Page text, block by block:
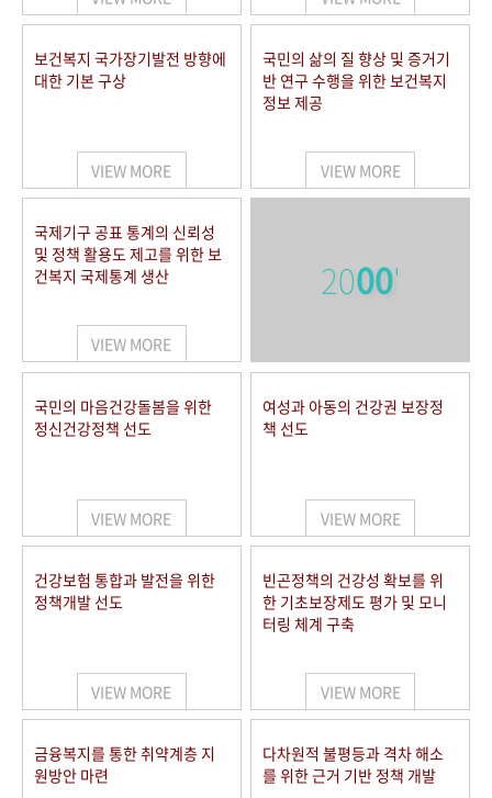
보건복지 국가장기발전 방향에
대한 기본 구상
VIEW MORE
국민의 삶의 질 향상 및 증거기
반 연구 수행을 위한 보건복지
정보 제공
VIEW MORE
국제기구 공표 통계의 신뢰성
및 정책 활용도 제고를 위한 보
건복지 국제통계 생산
VIEW MORE
2000'
국민의 마음건강돌봄을 위한
정신건강정책 선도
VIEW MORE
여성과 아동의 건강권 보장정
책 선도
VIEW MORE
건강보험 통합과 발전을 위한
정책개발 선도
VIEW MORE
빈곤정책의 건강성 확보를 위
한 기초보장제도 평가 및 모니
터링 체계 구축
VIEW MORE
금융복지를 통한 취약계층 지
원방안 마련
다차원적 불평등과 격차 해소
를 위한 근거 기반 정책 개발